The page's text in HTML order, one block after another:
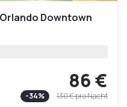
Downtown
86 €
-34% 130 €pro Nacht